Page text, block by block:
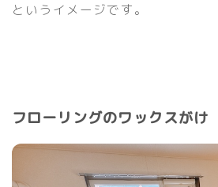
というイメージです。
フローリングのワックスがけ